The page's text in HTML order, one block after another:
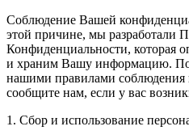
Соблюдение Вашей
этой причине, мы разработали
Конфиденциальности, которая
и храним Вашу информацию.
нашими правилами соблюдения
сообщите нам, если у вас
1. Сбор и использование